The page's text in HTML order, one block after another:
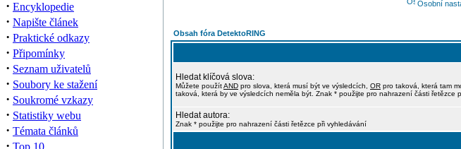
· Encyklopedie
· Napište článek
· Praktické odkazy
· Připomínky
· Seznam uživatelů
· Soubory ke stažení
· Soukromé vzkazy
· Statistiky webu
· Témata článků
· Top 10
Osobní
Obsah fóra DetektoRING
Hledat klíčová slova:
Můžete použítAND pro slova, která musí být ve výsledcích, OR pro taková, která tam
taková, která by ve výsledcích neměla být. Znak * použijte pro nahrazení části řetězce
Hledat autora:
Znak * použijte pro nahrazení části řetězce při vyhledávání